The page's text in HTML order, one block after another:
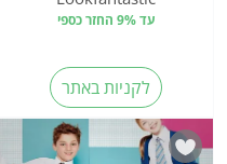
עד 9% החזר כספי
לקניות באתר